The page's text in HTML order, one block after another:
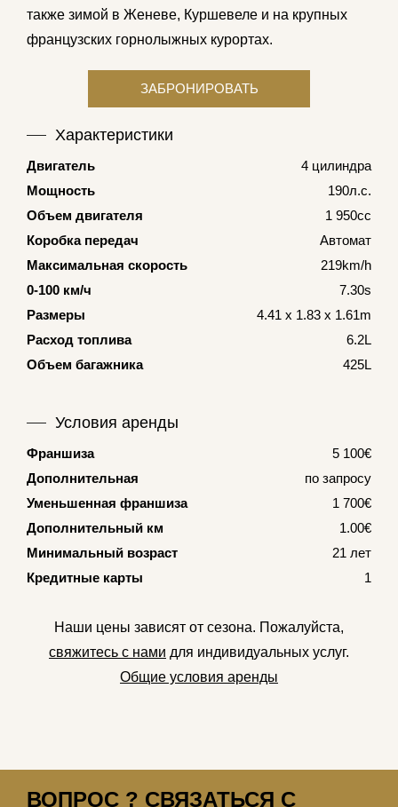
также зимой в Женеве, Куршевеле и на крупных
французских горнолыжных курортах.
Характеристики
Двигатель
4 цилиндра
Мощность
190л.с.
Объем двигателя
1 950cc
Коробка передач
Автомат
Максимальная скорость
219km/h
0-100 км/ч
7.30s
Размеры
4.41 x 1.83 x 1.61m
Расход топлива
6.2L
Объем багажника
425L
Условия аренды
Франшиза
5 100€
Дополнительная
по запросу
Уменьшенная франшиза
1 700€
Дополнительный км
1.00€
Минимальный возраст
21 лет
Кредитные карты
1
Наши цены зависят от сезона. Пожалуйста,
свяжитесь с нами для индивидуальных услуг.
Общие условия аренды
ВОПРОС ? СВЯЗАТЬСЯ С